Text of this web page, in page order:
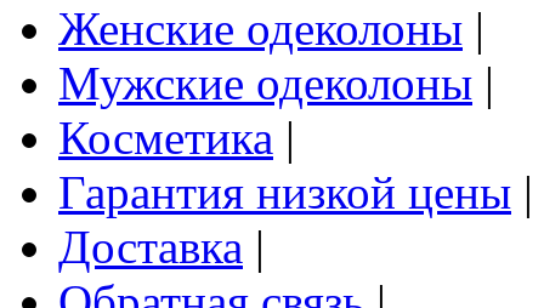
Женские одеколоны |
Мужские одеколоны |
Косметика |
Гарантия низкой цены |
Доставка |